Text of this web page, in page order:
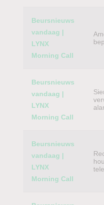
Category
Beursnieuws
vandaag |
LYNX
Morning Call
Beursnieuws
vandaag |
LYNX
Morning Call
Beursnieuws
vandaag |
LYNX
Morning Call